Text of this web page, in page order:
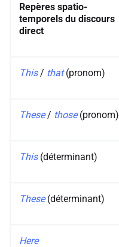
Repères spatio-
temporels du discours
direct
This/ that(pronom)
These/ those(pronom)
This(déterminant)
These(déterminant)
Here